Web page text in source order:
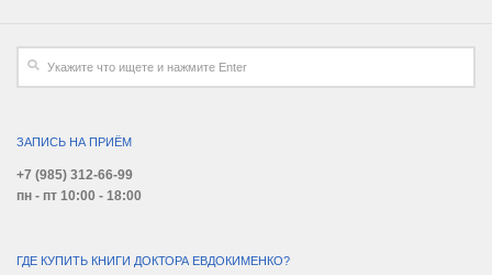
ЗАПИСЬ НА ПРИЁМ
+7 (985) 312-66-99
пн - пт 10:00 - 18:00
ГДЕ КУПИТЬ КНИГИ ДОКТОРА ЕВДОКИМЕНКО?